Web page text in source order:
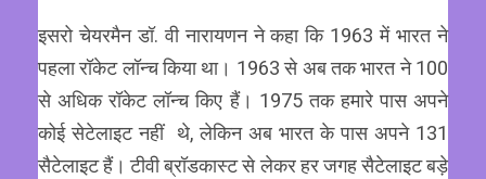
इसरो चेयरमैन डॉ. वी नारायणन ने कहा कि 1963 में भारत ने
पहला रॉकेट लॉन्च किया था। 1963 से अब तक भारत ने 100
से अधिक रॉकेट लॉन्च किए हैं। 1975 तक हमारे पास अपने
कोई सेटेलाइट नहीं थे, लेकिन अब भारत के पास अपने 131
सैटेलाइट हैं। टीवी ब्रॉडकास्ट से लेकर हर जगह सैटेलाइट बड़े